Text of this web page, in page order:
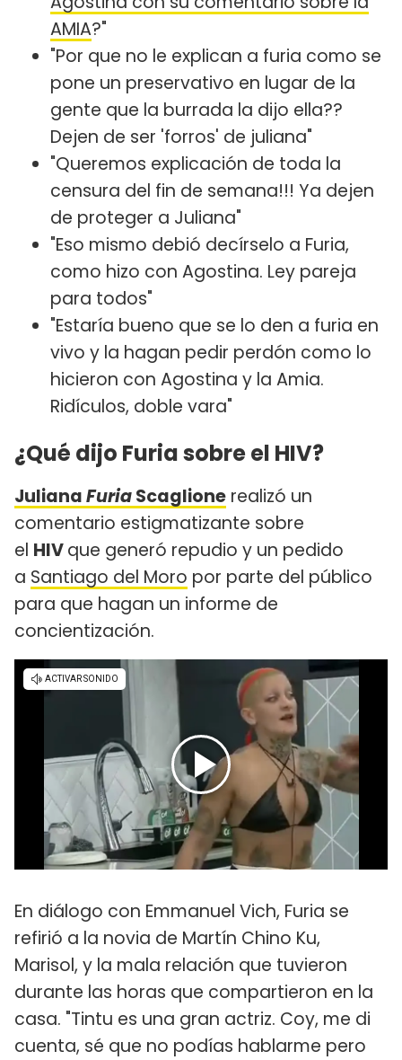
AMIA?"
"Por que no le explican a furia como se
pone un preservativo en lugar de la
gente que la burrada la dijo ella??
Dejen de ser 'forros' de juliana"
"Queremos explicación de toda la
censura del fin de semana!!! Ya dejen
de proteger a Juliana"
"Eso mismo debió decírselo a Furia,
como hizo con Agostina. Ley pareja
para todos"
"Estaría bueno que se lo den a furia en
vivo y la hagan pedir perdón como lo
hicieron con Agostina y la Amia.
Ridículos, doble vara"
¿Qué dijo Furia sobre el HIV?
JulianaFuriaScaglione realizó un
comentario estigmatizante sobre
el HIVque generó repudio y un pedido
a Santiago del Moro por parte del público
para que hagan un informe de
concientización.
En diálogo con Emmanuel Vich, Furia se
refirió a la novia de Martín Chino Ku,
Marisol, y la mala relación que tuvieron
durante las horas que compartieron en la
casa. "Tintu es una gran actriz. Coy, me di
cuenta, sé que no podías hablarme pero